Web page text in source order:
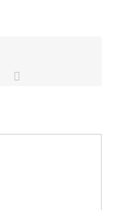
Pinterest